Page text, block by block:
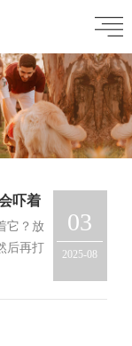
吓着
它？放
后再打
区包
乐死
03
2025-08